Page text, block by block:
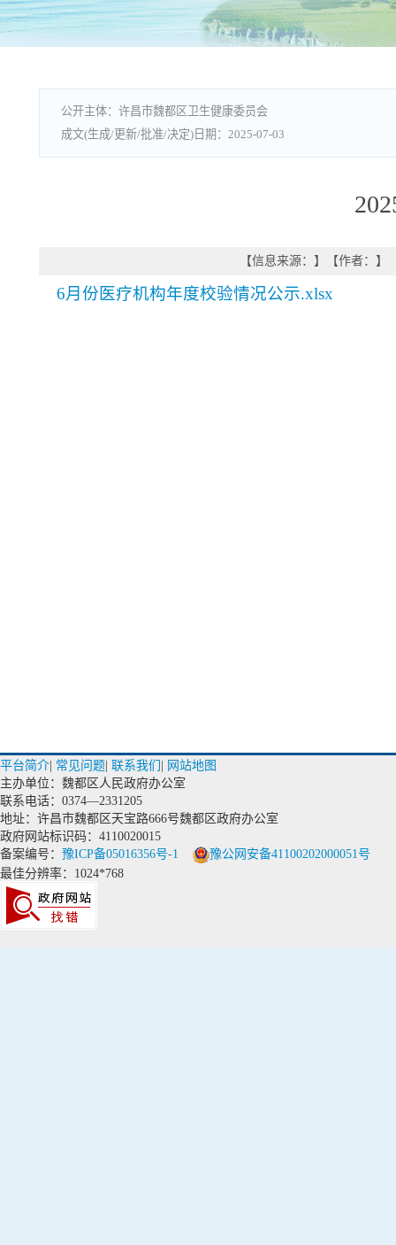
许昌市魏都区卫生健康委员会
2025-07-03
【信息来源： 】 【作者： 】
6月份医疗机构年度校验情况公示.xlsx
平台简介 常见问题 联系我们
网站地图
主办单位：魏都区人民政府办公室
联系电话：0374—2331205
地址：许昌市魏都区天宝路666号魏都区政府办公室
政府网站标识码：4110020015
备案编号： 豫ICP备05016356号-1
豫公网安备41100202000051号
最佳分辨率：1024*768